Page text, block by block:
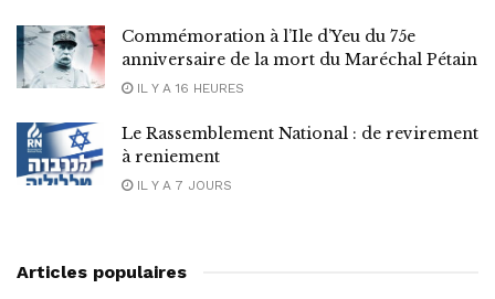
Commémoration à l’Ile d’Yeu du 75e
anniversaire de la mort du Maréchal Pétain
IL Y A 16 HEURES
Le Rassemblement National : de revirement
à reniement
IL Y A 7 JOURS
Articles populaires